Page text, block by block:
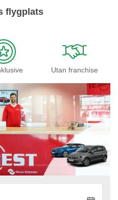
flygplats
Utan franchise